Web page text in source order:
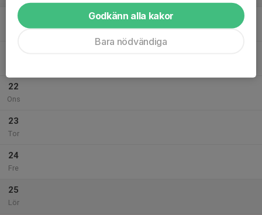
20
22
Ons
23
Tor
24
Fre
25
Lör
Godkänn alla kakor
Bara nödvändiga